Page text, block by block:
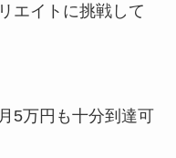
エイトに挑戦して
5万円も十分到達可